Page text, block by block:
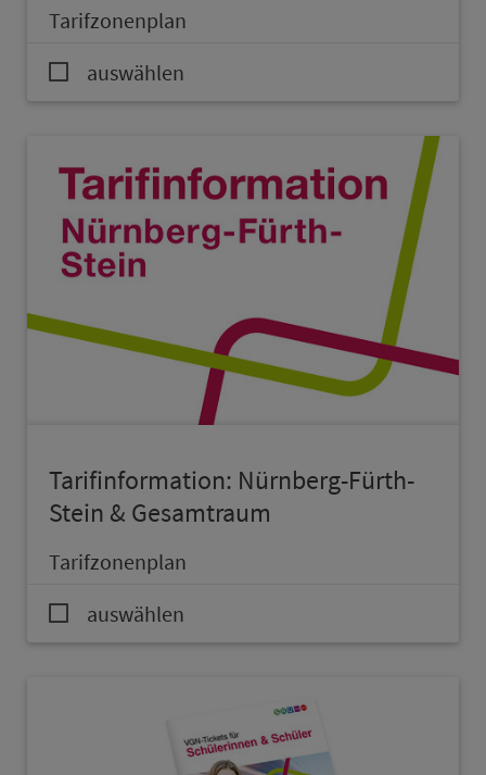
Ta­rif­zo­nen­plan
auswählen
Ta­rif­in­for­ma­ti­on: Nürn­berg-Fürth-
Stein & Ge­samt­raum
Ta­rif­zo­nen­plan
auswählen